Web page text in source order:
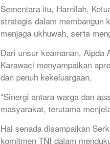
Sementara itu, Harnilah,
strategis dalam membangun
menjaga ukhuwah, serta
Dari unsur keamanan, Aipda
Karawaci menyampaikan
dan penuh kekeluargaan.
“Sinergi antara warga dan
masyarakat, terutama
Hal senada disampaikan
komitmen TNI dalam